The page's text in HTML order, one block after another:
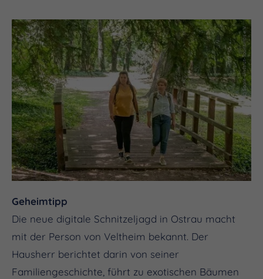
(c) Saale-Unstrut-Tourismus e.V.
Geheimtipp
Die neue digitale Schnitzeljagd in Ostrau macht
mit der Person von Veltheim bekannt. Der
Hausherr berichtet darin von seiner
Familiengeschichte, führt zu exotischen Bäumen